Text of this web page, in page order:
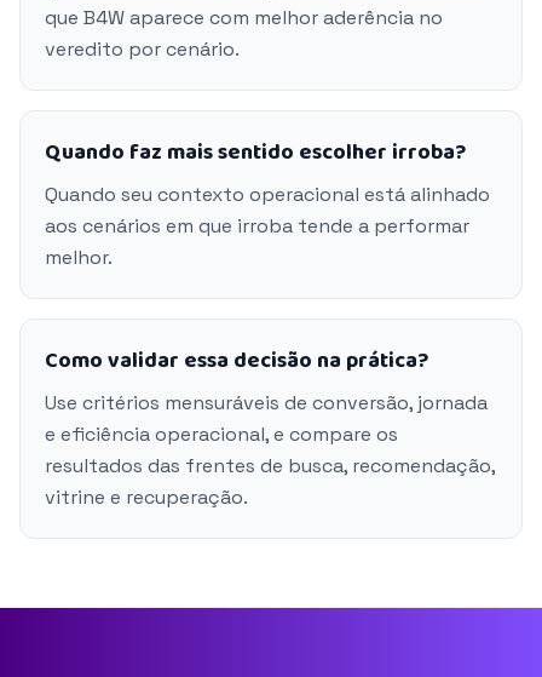
que B4W aparece com melhor aderência no
veredito por cenário.
Quando faz mais sentido escolher irroba?
Quando seu contexto operacional está alinhado
aos cenários em que irroba tende a performar
melhor.
Como validar essa decisão na prática?
Use critérios mensuráveis de conversão, jornada
e eficiência operacional, e compare os
resultados das frentes de busca, recomendação,
vitrine e recuperação.